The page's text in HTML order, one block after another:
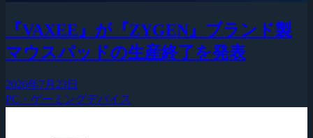
『VAXEE』が『ZYGEN』ブランド製
マウスパッドの生産終了を発表
2026年7月23日
PC・ゲーミングデバイス